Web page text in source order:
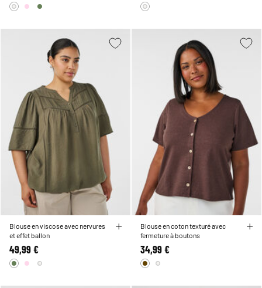
Blouse en viscose avec nervures
et effet ballon
49,99 €
Blouse en coton texturé avec
fermeture à boutons
34,99 €